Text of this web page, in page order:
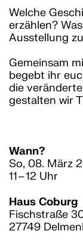
Aktuell
Vorschau
Editionen
Vermittlung
Rundgang
Welche
erzählen?
Ausstellung
Gemeinsam
begebt ihr
die
gestalten wir
Wann?
So, 08. März
11 – 12 Uhr
Haus Coburg
Fischstraße
27749